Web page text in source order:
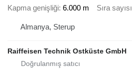
Kapma genişliği 6.000 m Sıra sayısı
Almanya, Sterup
Raiffeisen Technik Ostküste GmbH